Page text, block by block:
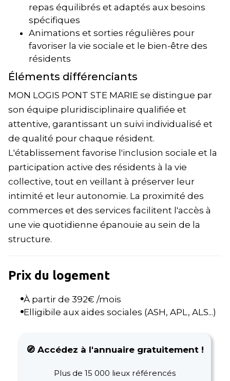
repas équilibrés et adaptés aux besoins
spécifiques
Animations et sorties régulières pour
favoriser la vie sociale et le bien-être des
résidents
Éléments différenciants
MON LOGIS PONT STE MARIE se distingue par
son équipe pluridisciplinaire qualifiée et
attentive, garantissant un suivi individualisé et
de qualité pour chaque résident.
L'établissement favorise l'inclusion sociale et la
participation active des résidents à la vie
collective, tout en veillant à préserver leur
intimité et leur autonomie. La proximité des
commerces et des services facilitent l'accès à
une vie quotidienne épanouie au sein de la
structure.
Prix du logement
À partir de 392€ /mois
Elligibile aux aides sociales (ASH, APL, ALS...)
🧭 Accédez à l'annuaire gratuitement !
Plus de 15 000 lieux référencés